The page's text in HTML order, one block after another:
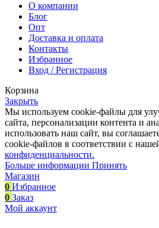
О компании
Блог
Опт
Доставка и оплата
Контакты
Избранное
Вход / Регистрация
Корзина
Закрыть
Мы используем cookie-файлы для
сайта, персонализации контента и
использовать наш сайт, вы
cookie-файлов в соответствии с
конфиденциальности.
Больше информации Принять
Магазин
0 Избранное
0 Заказ
Мой аккаунт